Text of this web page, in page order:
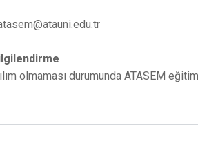
olmaması durumunda ATASEM